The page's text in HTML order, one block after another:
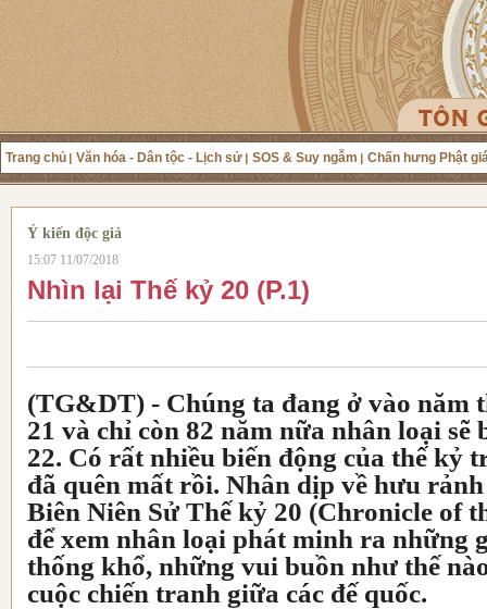
Trang chủ Văn hóa - Dân tộc - Lịch sử SOS & Suy ngẫm Chấn hưng Phật
Ý kiến độc giả
15:07 11/07/2018
Nhìn lại Thế kỷ 20 (P.1)
(TG&DT) - Chúng ta đang ở vào năm
21 và chỉ còn 82 năm nữa nhân loại sẽ
22. Có rất nhiều biến động của thế kỷ
đã quên mất rồi. Nhân dịp về hưu
Biên Niên Sử Thế kỷ 20 (Chronicle of
để xem nhân loại phát minh ra những
thống khổ, những vui buồn như thế
cuộc chiến tranh giữa các đế quốc.